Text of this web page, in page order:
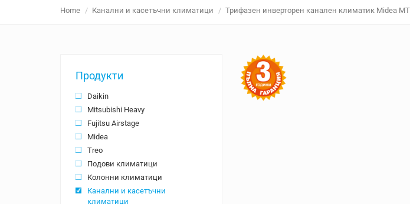
Home Канални и касетъчни климатици Трифазен инверторен канален климатик Midea
Продукти
Daikin
Mitsubishi Heavy
Fujitsu Airstage
Midea
Treo
Подови климатици
Колонни климатици
Канални и касетъчни
климатици